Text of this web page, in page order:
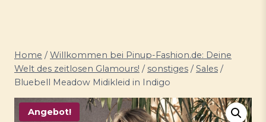
Home / Willkommen bei Pinup-Fashion.de: Deine
Welt des zeitlosen Glamours! / sonstiges / Sales /
Bluebell Meadow Midikleid in Indigo
Angebot!